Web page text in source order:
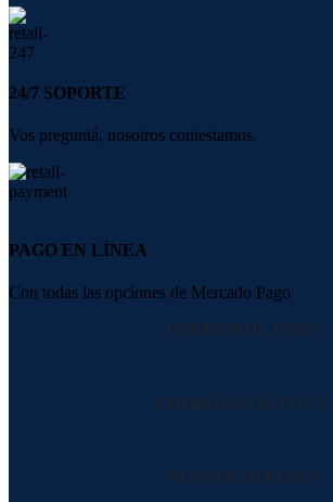
24/7 SOPORTE
Vos preguntá, nosotros contestamos.
PAGO EN LÍNEA
Con todas las opciones de Mercado Pago
FORMAS DE PAGO
EMPRESAS DE ENVIO
NUESTRAS REDES